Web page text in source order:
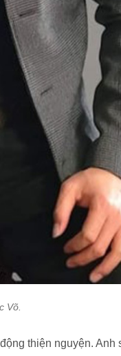
Võ.
thiện nguyện. Anh